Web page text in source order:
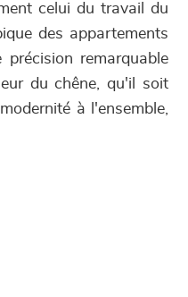
celui du travail du
des appartements
remarquable
du chêne, qu'il soit
à l'ensemble,